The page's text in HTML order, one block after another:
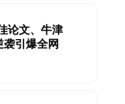
论文、牛津
引爆全网